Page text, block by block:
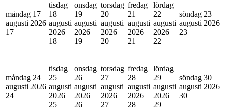
måndag 17
augusti 2026
17
tisdag
18
augusti
2026
18
onsdag
19
augusti
2026
19
torsdag
20
augusti
2026
20
fredag
21
augusti
2026
21
lördag
22
augusti
2026
22
söndag 23
augusti 2026
23
måndag 24
augusti 2026
24
tisdag
25
augusti
2026
25
onsdag
26
augusti
2026
26
torsdag
27
augusti
2026
27
fredag
28
augusti
2026
28
lördag
29
augusti
2026
29
söndag 30
augusti 2026
30